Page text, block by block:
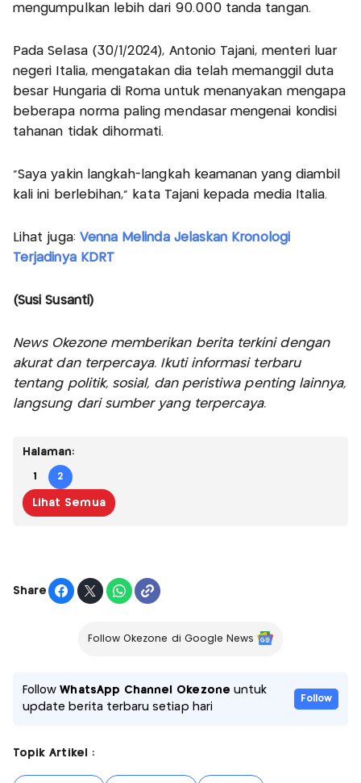
mengumpulkan lebih dari 90.000 tanda tangan.
Pada Selasa (30/1/2024), Antonio Tajani, menteri luar
negeri Italia, mengatakan dia telah memanggil duta
besar Hungaria di Roma untuk menanyakan mengapa
beberapa norma paling mendasar mengenai kondisi
tahanan tidak dihormati.
“Saya yakin langkah-langkah keamanan yang diambil
kali ini berlebihan,” kata Tajani kepada media Italia.
Lihat juga: Venna Melinda Jelaskan Kronologi
Terjadinya KDRT
(Susi Susanti)
News Okezone memberikan berita terkini dengan
akurat dan terpercaya. Ikuti informasi terbaru
tentang politik, sosial, dan peristiwa penting lainnya,
langsung dari sumber yang terpercaya.
Halaman:
1 2
Lihat Semua
Share
Follow Okezone di Google News
FollowWhatsApp Channel Okezone untuk
update berita terbaru setiap hari
Follow
Topik Artikel :